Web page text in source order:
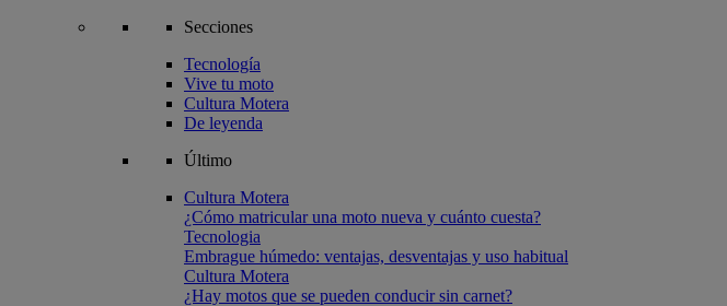
Secciones
Tecnología
Vive tu moto
Cultura Motera
De leyenda
Último
Cultura Motera
¿Cómo matricular una moto nueva y cuánto cuesta?
Tecnologia
Embrague húmedo: ventajas, desventajas y uso habitual
Cultura Motera
¿Hay motos que se pueden conducir sin carnet?